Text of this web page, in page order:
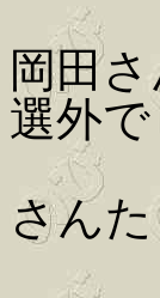
岡田
選外
さん